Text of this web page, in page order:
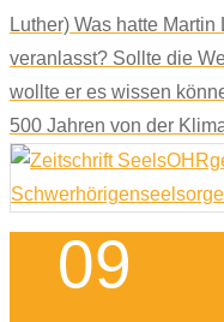
Luther) Was hatte
veranlasst? Sollte die
wollte er es wissen
500 Jahren von der
09